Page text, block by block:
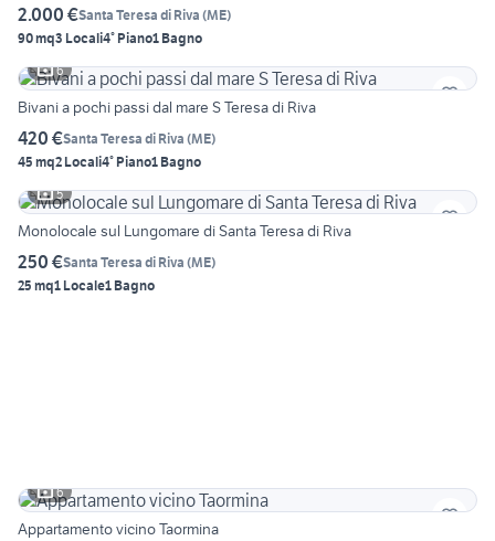
2.000 €Santa Teresa di Riva (ME)
90 mq3 Locali4° Piano1 Bagno
6
Bivani a pochi passi dal mare S Teresa di Riva
420 €Santa Teresa di Riva (ME)
45 mq2 Locali4° Piano1 Bagno
5
Monolocale sul Lungomare di Santa Teresa di Riva
250 €Santa Teresa di Riva (ME)
25 mq1 Locale1 Bagno
6
Appartamento vicino Taormina